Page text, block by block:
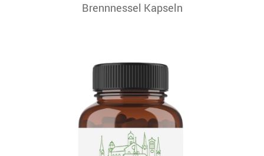
Brennnessel Kapseln